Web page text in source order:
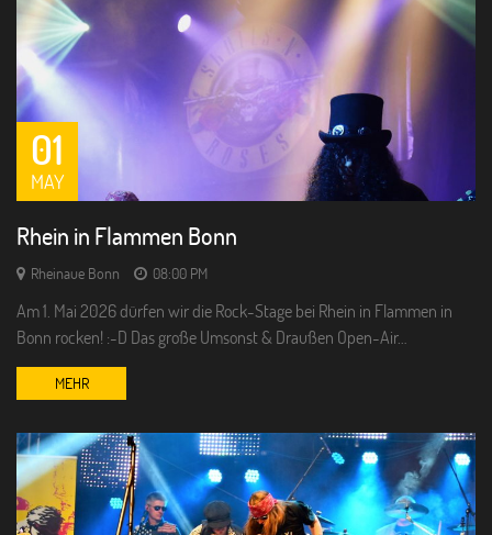
01
MAY
Rhein in Flammen Bonn
Rheinaue Bonn 08:00 PM
Am 1. Mai 2026 dürfen wir die Rock-Stage bei Rhein in Flammen in
Bonn rocken! :-D Das große Umsonst & Draußen Open-Air…
MEHR